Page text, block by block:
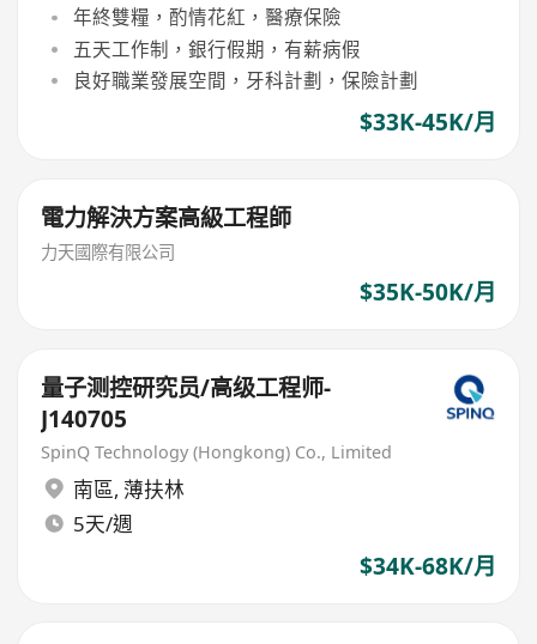
年終雙糧，酌情花紅，醫療保險
五天工作制，銀行假期，有薪病假
良好職業發展空間，牙科計劃，保險計劃
$33K-45K/月
電力解決方案高級工程師
力天國際有限公司
$35K-50K/月
量子测控研究员/高级工程师-
J140705
SpinQ Technology (Hongkong) Co., Limited
南區, 薄扶林
5天/週
$34K-68K/月